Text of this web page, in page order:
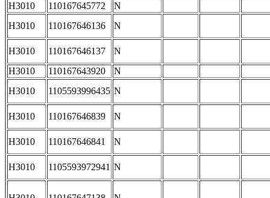
H3010
110167645772
N
H3010
110167646136 N
H3010 110167646137
N
H3010
110167643920
N
H3010
1105593996435 N
H3010 110167646839 N
H3010 110167646841 N
H3010 1105593972941 N